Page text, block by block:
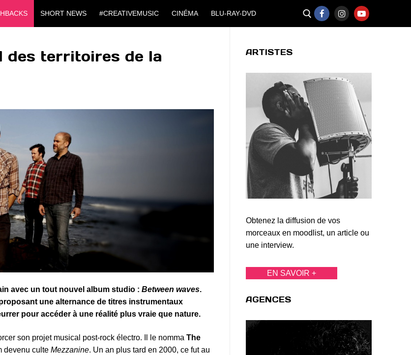
SHORT NEWS #CREATIVEMUSIC CINÉMA BLU-RAY-DVD
des territoires de la
avec un tout nouvel album studio : Between waves.
une alternance de titres instrumentaux
pour accéder à une réalité plus vraie que nature.
son projet musical post-rock électro. Il le nomma The
devenu culte Mezzanine. Un an plus tard en 2000, ce fut au
ARTISTES
Obtenez la diffusion de vos
morceaux en moodlist, un article ou
une interview.
EN SAVOIR +
AGENCES